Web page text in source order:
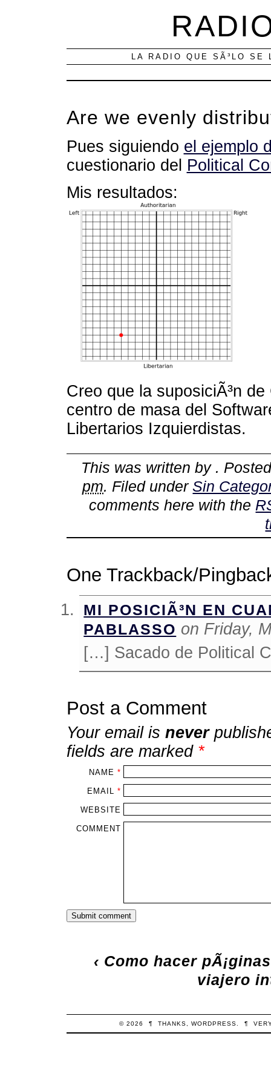
LA RADIO QUE SÃ³LO
Are we evenly
Pues siguiendo el ejemplo
cuestionario del Political
Mis resultados:
Creo que la suposiciÃ³n
centro de masa del
Libertarios Izquierdistas.
This was written by .
pm. Filed underSin
comments here with the
One Trackback/
MI POSICIÃ³N EN
PABLASSO on Friday,
[…] Sacado de Political
Post a Comment
Your email is never
fields are marked *
NAME *
EMAIL *
WEBSITE
COMMENT
‹ Como hacer
viajero
© 2026 ¶ THANKS, WORDPRESS. ¶